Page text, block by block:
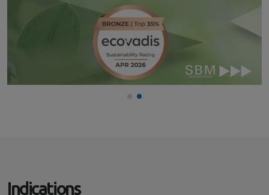
Indications